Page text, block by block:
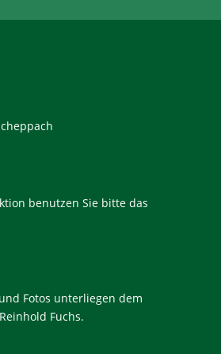
benutzen Sie bitte das
Fotos unterliegen dem
Fuchs.